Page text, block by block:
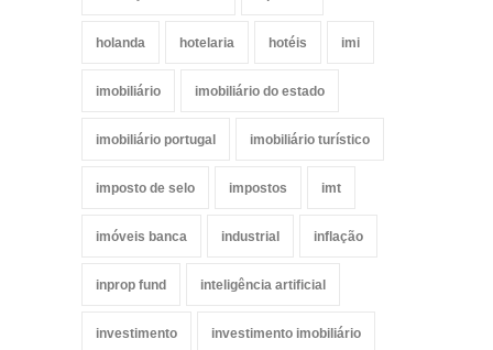
holanda hotelaria hotéis imi
imobiliário imobiliário do estado
imobiliário portugal imobiliário turístico
imposto de selo impostos imt
imóveis banca industrial inflação
inprop fund inteligência artificial
investimento investimento imobiliário